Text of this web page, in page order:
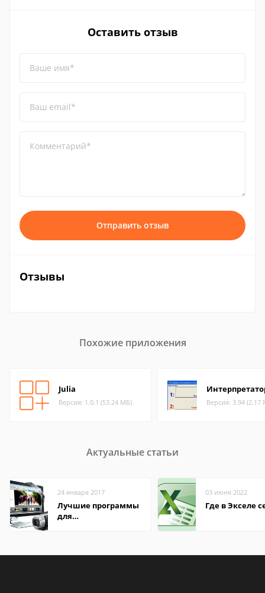
Оставить отзыв
Ваше имя*
Ваш email*
Комментарий*
Отправить отзыв
Отзывы
Похожие приложения
Julia
Версия: 1.0.1 (53.24 МБ) Версия: 3.94 (2.17
Актуальные статьи
24 января 2017
Лучшие программы
для
03 июня 2022
Где в Экселе